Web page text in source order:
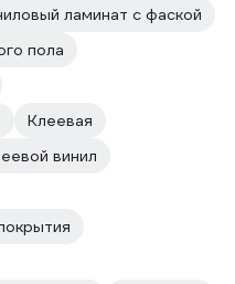
ламинат с фаской
пола
Клеевая
винил